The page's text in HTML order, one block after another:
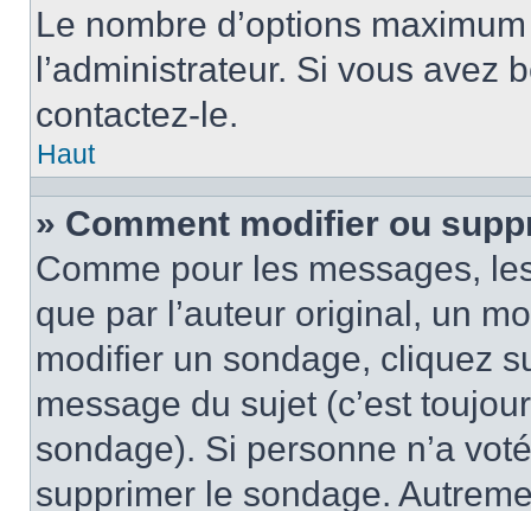
Le nombre d’options
l’administrateur. Si vous avez
contactez-le.
Haut
» Comment modifier ou
Comme pour les messages,
que par l’auteur original, un
modifier un sondage, cliquez
message du sujet (c’est
sondage). Si personne n’a
supprimer le sondage.